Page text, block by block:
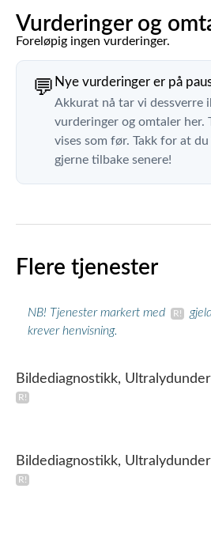
Vurderinger og
Foreløpig ingen vurderinger.
💬 Nye vurderinger er på
Akkurat nå tar vi dessverre
vurderinger og omtaler her.
vises som før. Takk for at
gjerne tilbake senere!
Flere tjenester
NB! Tjenester markert med
krever henvisning.
Bildediagnostikk,
Bildediagnostikk,